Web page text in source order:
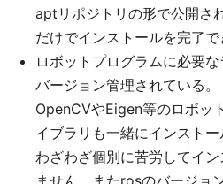
aptリポジトリの形で公開さ
だけでインストールを完了で
ロボットプログラムに必要
バージョン管理されている。
OpenCVやEigen等のロボッ
イブラリも一緒にインストー
わざわざ個別に苦労してイ
ません。またrosのバージョ